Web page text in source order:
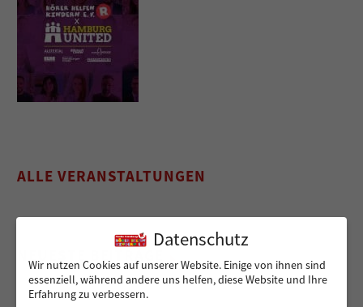
ALLE VERANSTALTUNGEN
Datenschutz
Wir nutzen Cookies auf unserer Website. Einige von ihnen sind
essenziell, während andere uns helfen, diese Website und Ihre
Erfahrung zu verbessern.